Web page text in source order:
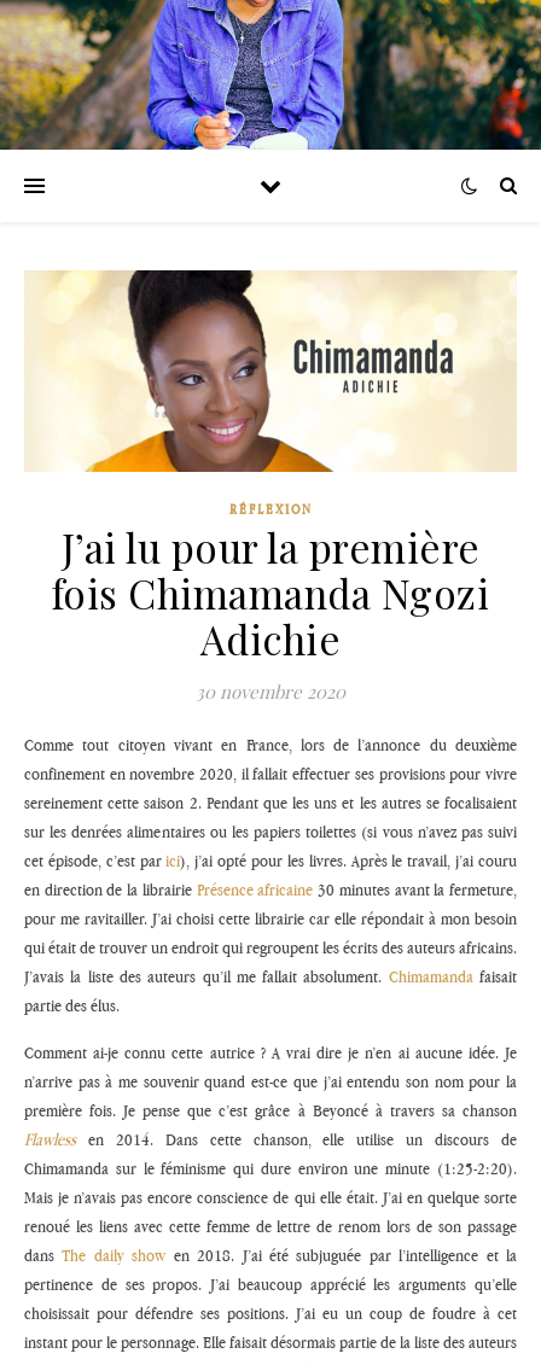
RÉFLEXION
J’ai lu pour la première
fois Chimamanda Ngozi
Adichie
30 novembre 2020
Comme tout citoyen vivant en France, lors de l’annonce du deuxième
confinement en novembre 2020, il fallait effectuer ses provisions pour vivre
sereinement cette saison 2. Pendant que les uns et les autres se focalisaient
sur les denrées alimentaires ou les papiers toilettes (si vous n’avez pas suivi
cet épisode, c’est parici), j’ai opté pour les livres. Après le travail, j’ai couru
en direction de la librairie Présence africaine 30 minutes avant la fermeture,
pour me ravitailler. J’ai choisi cette librairie car elle répondait à mon besoin
qui était de trouver un endroit qui regroupent les écrits des auteurs africains.
J’avais la liste des auteurs qu’il me fallait absolument. Chimamandafaisait
partie des élus.
Comment ai-je connu cette autrice ? A vrai dire je n’en ai aucune idée. Je
n’arrive pas à me souvenir quand est-ce que j’ai entendu son nom pour la
première fois. Je pense que c’est grâce à Beyoncé à travers sa chanson
Flawless en 2014. Dans cette chanson, elle utilise un discours de
Chimamanda sur le féminisme qui dure environ une minute (1:25-2:20).
Mais je n’avais pas encore conscience de qui elle était. J’ai en quelque sorte
renoué les liens avec cette femme de lettre de renom lors de son passage
dansThe daily showen 2018. J’ai été subjuguée par l’intelligence et la
pertinence de ses propos. J’ai beaucoup apprécié les arguments qu’elle
choisissait pour défendre ses positions. J’ai eu un coup de foudre à cet
instant pour le personnage. Elle faisait désormais partie de la liste des auteurs